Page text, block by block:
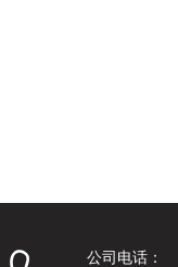
公司电话：